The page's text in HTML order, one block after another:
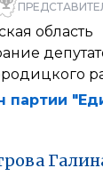
область
партии